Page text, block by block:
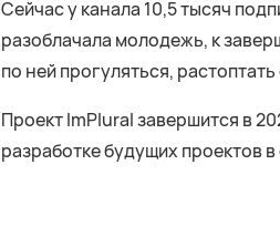
Сейчас у канала 10,5 тысяч
разоблачала молодежь, к
по ней прогуляться,
Проект ImPlural завершится в
разработке будущих проектов